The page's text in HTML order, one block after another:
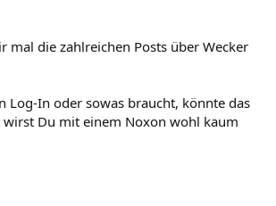
mal die zahlreichen Posts über Wecker
Log-In oder sowas braucht, könnte das
Du mit einem Noxon wohl kaum